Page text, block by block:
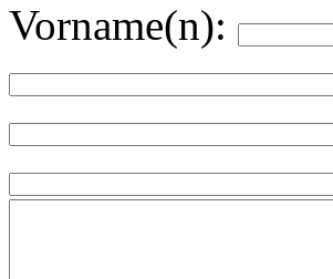
Vorname(n):